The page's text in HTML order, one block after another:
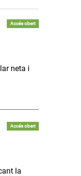
Accés obert
neta i
Accés obert
la